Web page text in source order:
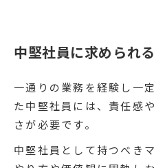
中堅社員に求められ
一通りの業務を経験し一
た中堅社員には、責任感
さが必要です。
中堅社員として持つべき